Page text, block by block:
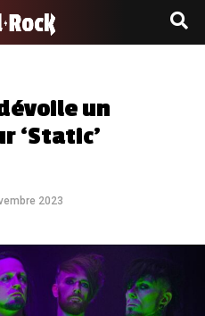
un
‘Static’
2023